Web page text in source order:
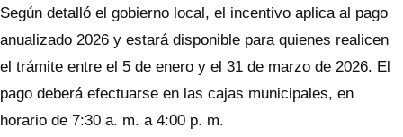
Según detalló el gobierno local, el incentivo aplica al pago
anualizado 2026 y estará disponible para quienes realicen
el trámite entre el 5 de enero y el 31 de marzo de 2026. El
pago deberá efectuarse en las cajas municipales, en
horario de 7:30 a. m. a 4:00 p. m.